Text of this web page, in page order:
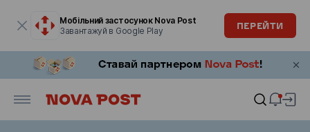
Мобільний застосунок Nova Post
Завантажуй в Google Play
ПЕРЕЙТИ